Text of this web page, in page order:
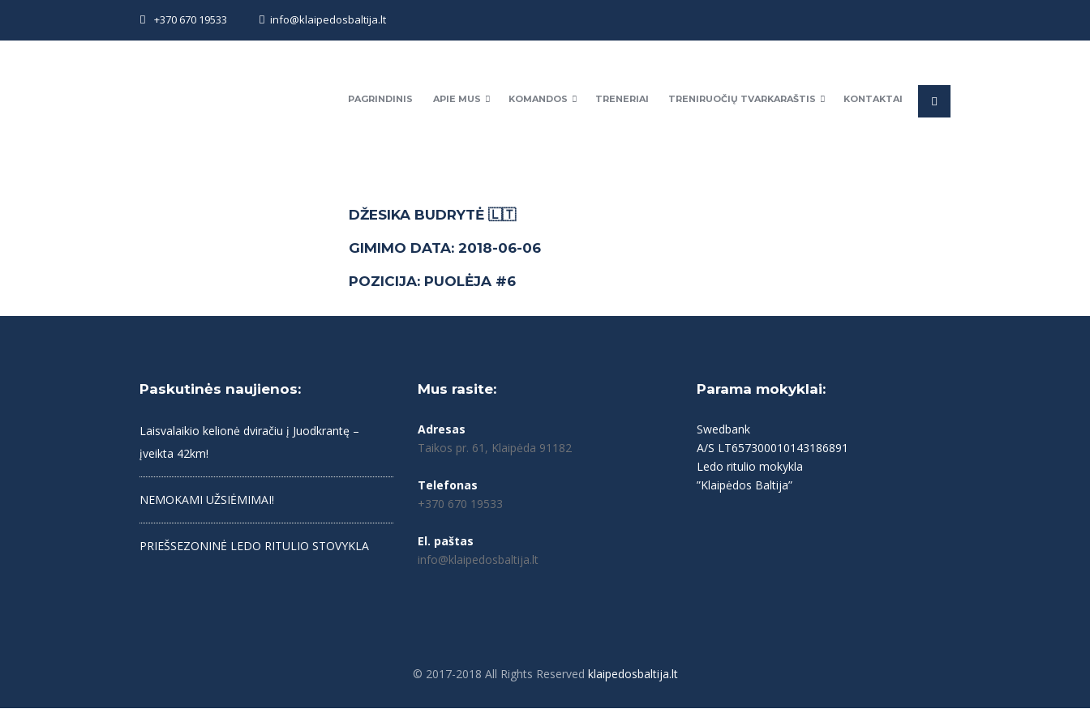
+370 670 19533 info@klaipedosbaltija.lt
PAGRINDINIS APIE MUS KOMANDOS TRENERIAI TRENIRUOČIŲ TVARKARAŠTIS KONTAKTAI
DŽESIKA BUDRYTĖ 🇱🇹
GIMIMO DATA: 2018-06-06
POZICIJA: PUOLĖJA #6
Paskutinės naujienos:
Laisvalaikio kelionė dviračiu į Juodkrantę –
įveikta 42km!
NEMOKAMI UŽSIĖMIMAI!
PRIEŠSEZONINĖ LEDO RITULIO STOVYKLA
Mus rasite:
Adresas
Taikos pr. 61, Klaipėda 91182
Telefonas
+370 670 19533
El. paštas
info@klaipedosbaltija.lt
Parama mokyklai:
Swedbank
A/S LT657300010143186891
Ledo ritulio mokykla
”Klaipėdos Baltija”
© 2017-2018 All Rights Reserved klaipedosbaltija.lt